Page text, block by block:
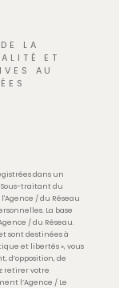
LA
ET
AU
dans un
traitant du
/ du Réseau
La base
/ du Réseau.
sont destinées à
et libertés », vous
d’opposition, de
retirer votre
l’Agence / Le